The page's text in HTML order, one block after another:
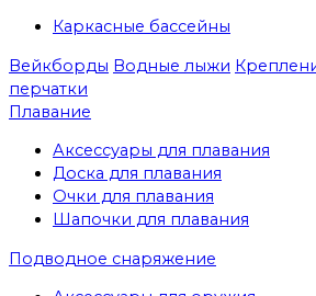
Каркасные бассейны
Вейкборды Водные лыжи
перчатки
Плавание
Аксессуары для плавания
Доска для плавания
Очки для плавания
Шапочки для плавания
Подводное снаряжение